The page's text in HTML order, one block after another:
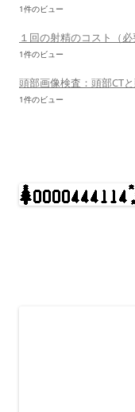
1件のビュー
１回の射精のコスト（必
1件のビュー
頭部画像検査：頭部CT
1件のビュー